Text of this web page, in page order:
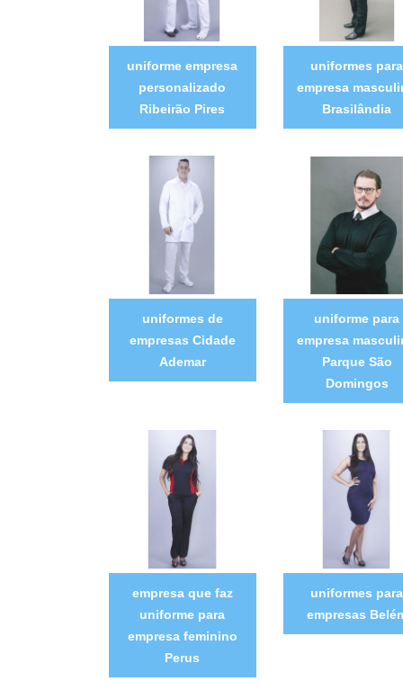
uniforme empresa
personalizado
Ribeirão Pires
uniformes para
empresa
Brasilândia
uniformes de
empresas Cidade
Ademar
uniforme para
empresa
Parque São
Domingos
empresa que faz
uniforme para
empresa feminino
Perus
uniformes para
empresas